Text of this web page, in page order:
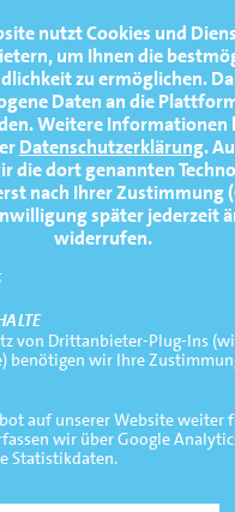
nutzt Cookies und
um Ihnen die
zu ermöglichen.
Daten an die
Weitere Informationen
Datenschutzerklärung.
die dort genannten
nach Ihrer Zustimmung
später jederzeit
widerrufen.
von Drittanbieter-Plug-Ins
benötigen wir Ihre
auf unserer Website weiter
wir über Google
Statistikdaten.
NEWS
TERMINE
MEDIATHEK
PRESSE
FAQ
NEWSLETTER
Impressum
Datenschutz